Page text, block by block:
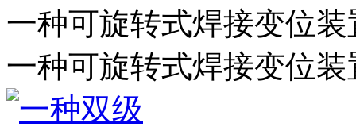
一种可旋转式焊接变位装
一种可旋转式焊接变位装